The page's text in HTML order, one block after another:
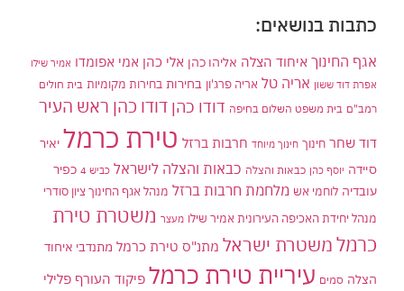
כתבות בנושאים:
אגף החינוך איחוד הצלה אליהו כהן אלי כהן אמי אפומדו אמיר שילו
אפרת דוד ששון אריה טל אריה פרג'ון בחירות בחירות מקומיות בית חולים
רמב"ם בית משפט השלום בחיפה דודו כהן דודו כהן ראש העיר
דוד שחר חינוך חינוך מיוחד חרבות ברזל טירת כרמל יאיר
סיידה יוסף כהן כבאות והצלה כבאות והצלה לישראל כביש 4
כפיר
עובדיה לוחמי אש מלחמת חרבות ברזל מנהל אגף החינוך ציון סודרי
מנהל יחידת האכיפה העירונית אמיר שילו מעצר משטרת טירת
כרמלמשטרת ישראל מתנ"ס טירת כרמל מתנדבי איחוד
הצלה סמים עיריית טירת כרמל פיקוד העורף פלילי